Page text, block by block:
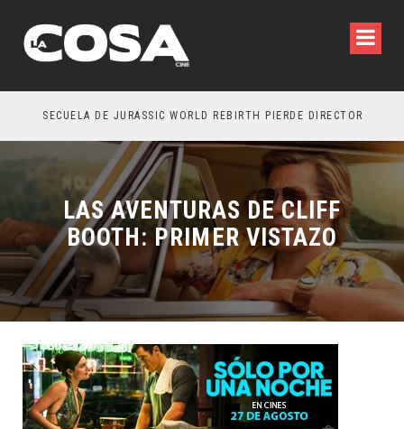
SECUELA DE JURASSIC WORLD REBIRTH PIERDE DIRECTOR
LAS AVENTURAS DE CLIFF
BOOTH: PRIMER VISTAZO